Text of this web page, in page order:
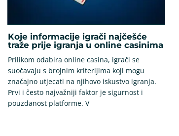
Koje informacije igrači najčešće
traže prije igranja u online casinima
Prilikom odabira online casina, igrači se
suočavaju s brojnim kriterijima koji mogu
značajno utjecati na njihovo iskustvo igranja.
Prvi i često najvažniji faktor je sigurnost i
pouzdanost platforme. V